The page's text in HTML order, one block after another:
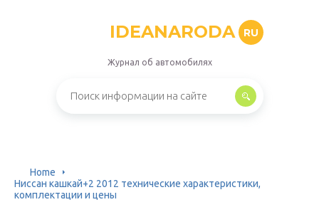
IDEANARODA RU
Журнал об автомобилях
Home
Ниссан кашкай+2 2012 технические характеристики,
комплектации и цены